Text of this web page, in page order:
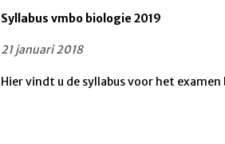
Syllabus vmbo biologie 2019
21 januari 2018
Hier vindt u de syllabus voor het